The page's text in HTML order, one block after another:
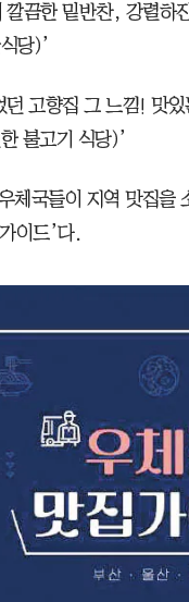
깔끔한 밑반찬, 강렬하
당)’
던 고향집 그 느낌! 맛
불고기 식당)’
체국들이 지역 맛집을
이드’다.